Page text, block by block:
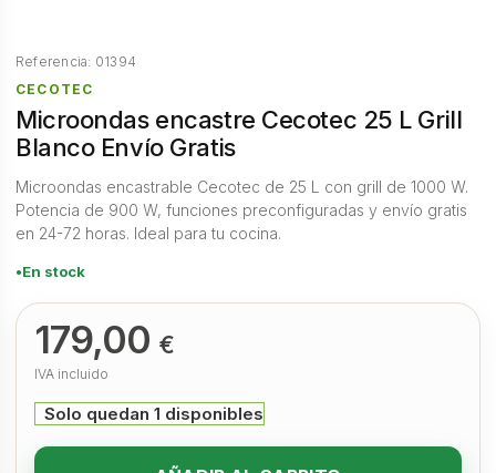
Referencia: 01394
CECOTEC
Microondas encastre Cecotec 25 L Grill
Blanco Envío Gratis
Microondas encastrable Cecotec de 25 L con grill de 1000 W.
Potencia de 900 W, funciones preconfiguradas y envío gratis
en 24-72 horas. Ideal para tu cocina.
En stock
179,00 €
IVA incluido
Solo quedan 1 disponibles